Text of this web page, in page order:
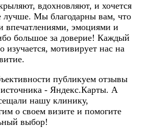
вдохновляют, и хочется
лучше. Мы благодарны вам, что
впечатлениями, эмоциями и
большое за доверие! Каждый
изучается, мотивирует нас на
публикуем отзывы
источника - Яндекс.Карты. А
нашу клинику,
о своем визите и помогите
выбор!